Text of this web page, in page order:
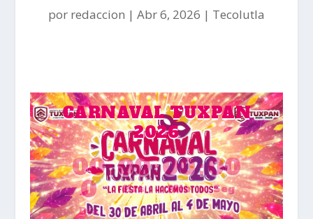
por redaccion Abr 6, 2026 Tecolutla
CARNAVAL TUXPAN
2026
00
0
Día
:00
Hrs
:00
Min
:00
Seg